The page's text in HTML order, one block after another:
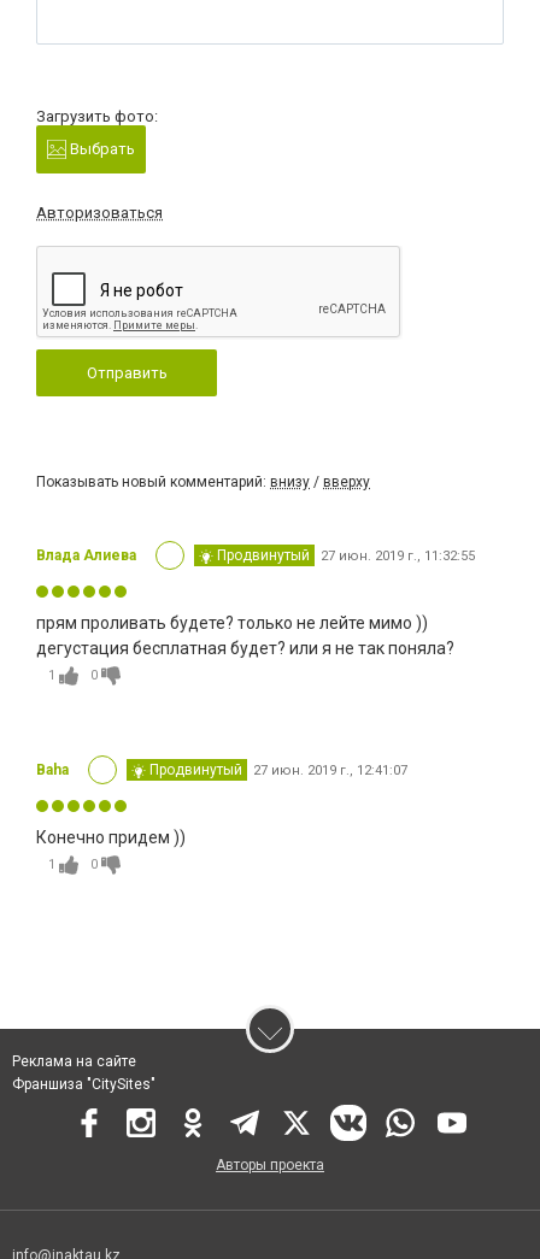
Загрузить фото:
Выбрать
Авторизоваться
Отправить
Показывать новый комментарий: внизу / вверху
Влада Алиева Продвинутый 27 июн. 2019 г., 11:32:55
прям проливать будете? только не лейте мимо ))
дегустация бесплатная будет? или я не так поняла?
1 0
Baha Продвинутый 27 июн. 2019 г., 12:41:07
Конечно придем ))
1 0
Реклама на сайте
Франшиза "CitySites"
Авторы проекта